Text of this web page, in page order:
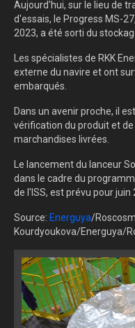
Aujourd'hui, sur le lieu de
d'essais, le Progress MS-
2023, a été sorti du
Les spécialistes de RKK
externe du navire et ont
embarqués.
Dans un avenir proche, il
vérification du produit et
marchandises livrées.
Le lancement du lanceur
dans le cadre du
de l'ISS, est prévu pour juin
Source: Energuya/
Kourdyoukova/Energuya/